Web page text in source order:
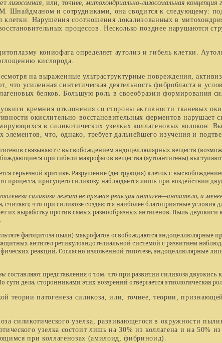
лизосомная, или, точ­нее, митохондриально-лизосомальная концепция
Шнайдманом и сотрудниками, она сводится к следую­щему:
клетки. Нарушения соотношения лока­лизованных в
про­цессов. Несколько позднее нарушаются
кониофага оп­ределяет аутолиз и гибель клетки.
кис­лорода.
на выражен­ные ультраструктурные повреждения,
что усиленная синтетическая деятельность фибробласта в
белков. Большую роль в своеобразии формирования
кремния отклонения со стороны активности тканевых
окисли­тельно-восстановительных ферментов
в силикотических узелках коллагеновых волокон.
элементов, что, однако, требует дальнейшего изуче­ния и
связывают с высвобож­дением эндоцеллюлярных веществ
при гибели макро­фагов вещества (аутоантигены) выступают
серьезной критике. Разруше­ние (деструкция) клеток с
процесса, присущего силикозу, наблюдается лишь при воздействии
силикоза лежит не прямая реакция антиген—антитело, а
считают, что при сили­козе создаются наиболее благоприятные
их выработку против самых разнообразных антигенов. Пыль
фагоцитоза пыли) мак­рофагов освобождаются эндоцеллюлярные
антител ретикулоэндо­телиальной системой с развитием
реакций. Согласно изложенной гипотезе, эндоцеллюлярные
составляют представления о том, что при развитии силикоза
дела, сторонниками этих воззрений отвергается этиологическая
патогенеза си­ликоза, или, точнее, теории,
силикотического узел­ка, развивающегося в окружности
узелка состоит лишь на 30% из коллагена и на
при коллагенозах (амилоид, фибриноид).